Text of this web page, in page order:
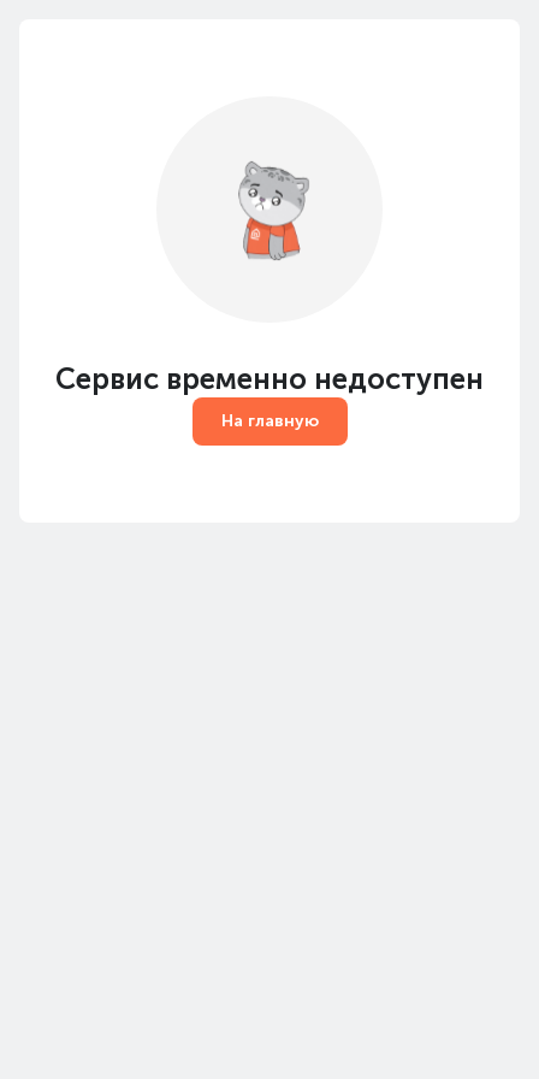
Сервис временно недоступен
На главную